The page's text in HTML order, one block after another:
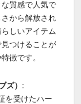
質感で人気で
から解放され
しいアイテム
つけることが
徴です。
ズ） :
を受けたハー